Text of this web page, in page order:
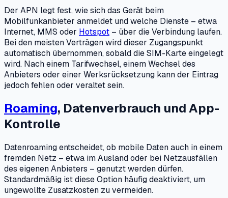
Der APN legt fest, wie sich das Gerät beim
Mobilfunkanbieter anmeldet und welche Dienste – etwa
Internet, MMS oder Hotspot – über die Verbindung laufen.
Bei den meisten Verträgen wird dieser Zugangspunkt
automatisch übernommen, sobald die SIM-Karte eingelegt
wird. Nach einem Tarifwechsel, einem Wechsel des
Anbieters oder einer Werksrücksetzung kann der Eintrag
jedoch fehlen oder veraltet sein.
Roaming, Datenverbrauch und App-
Kontrolle
Datenroaming entscheidet, ob mobile Daten auch in einem
fremden Netz – etwa im Ausland oder bei Netzausfällen
des eigenen Anbieters – genutzt werden dürfen.
Standardmäßig ist diese Option häufig deaktiviert, um
ungewollte Zusatzkosten zu vermeiden.